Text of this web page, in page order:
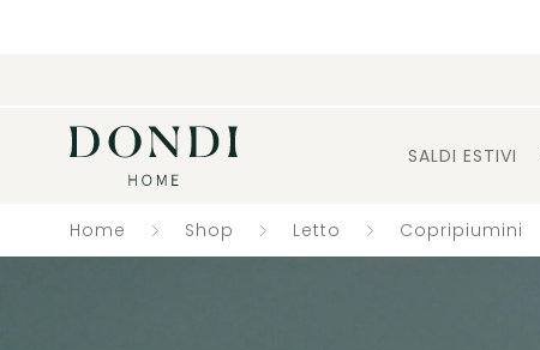
SALDI ESTIVI
Home Shop Letto Copripiumini